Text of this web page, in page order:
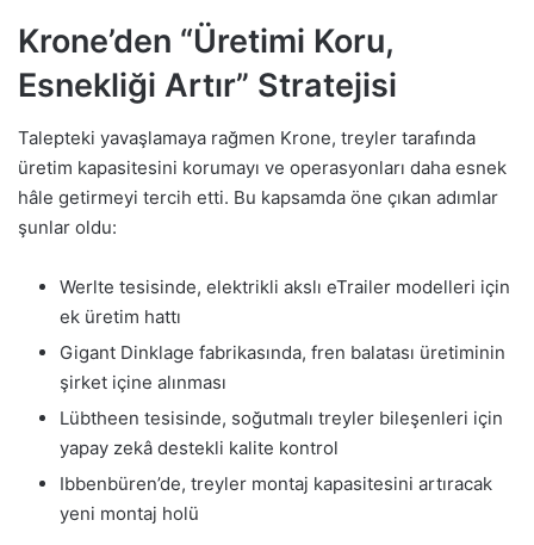
Krone’den “Üretimi Koru,
Esnekliği Artır” Stratejisi
Talepteki yavaşlamaya rağmen Krone, treyler tarafında
üretim kapasitesini korumayı ve operasyonları daha esnek
hâle getirmeyi tercih etti. Bu kapsamda öne çıkan adımlar
şunlar oldu:
Werlte tesisinde, elektrikli akslı eTrailer modelleri için
ek üretim hattı
Gigant Dinklage fabrikasında, fren balatası üretiminin
şirket içine alınması
Lübtheen tesisinde, soğutmalı treyler bileşenleri için
yapay zekâ destekli kalite kontrol
Ibbenbüren’de, treyler montaj kapasitesini artıracak
yeni montaj holü